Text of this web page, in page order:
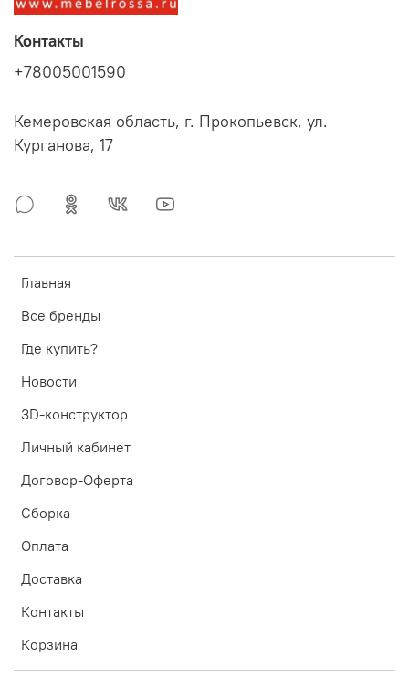
Главная
Все бренды
Где купить?
Новости
3D-конструктор
Личный кабинет
Договор-Оферта
Сборка
Оплата
Доставка
Контакты
Корзина
Контакты
+78005001590
Кемеровская область, г. Прокопьевск, ул.
Курганова, 17